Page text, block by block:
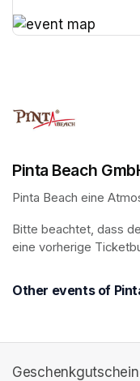
Pinta Beach
Pinta Beach eine
Bitte beachtet, dass
eine vorherige
Other events of